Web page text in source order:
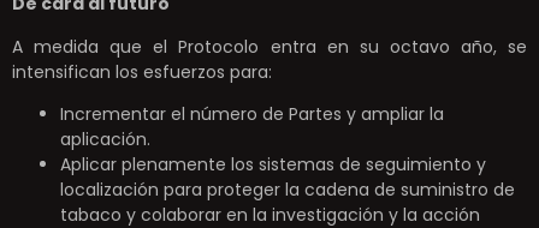
A medida que el Protocolo entra en su octavo año, se
intensifican los esfuerzos para:
Incrementar el número de Partes y ampliar la
aplicación.
Aplicar plenamente los sistemas de seguimiento y
localización para proteger la cadena de suministro de
tabaco y colaborar en la investigación y la acción